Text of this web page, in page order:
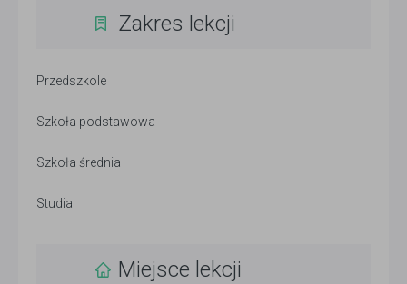
Zakres lekcji
Przedszkole
Szkoła podstawowa
Szkoła średnia
Studia
Miejsce lekcji